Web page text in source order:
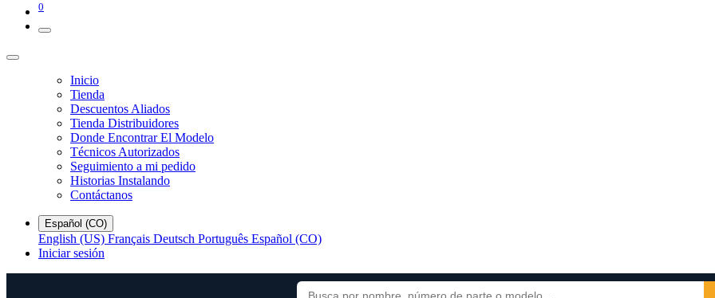
0
Inicio
Tienda
Descuentos Aliados
Tienda Distribuidores
Donde Encontrar El Modelo
Técnicos Autorizados
Seguimiento a mi pedido
Historias Instalando
Contáctanos
Español (CO)
English (US) Français Deutsch Português Español (CO)
Iniciar sesión